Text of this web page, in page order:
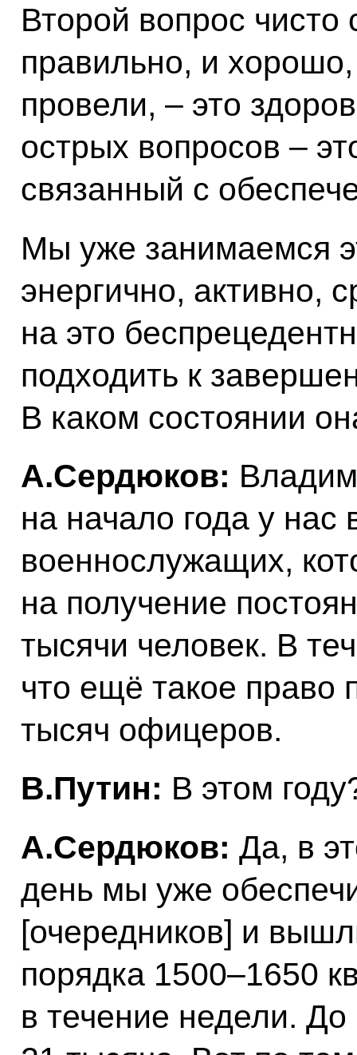
Второй вопрос
правильно, и
провели, – это
острых вопросов –
связанный с
Мы уже занимаемся
энергично, активно,
на это
подходить к
В каком состоянии
А.Сердюков:
на начало года у нас
военнослужащих,
на получение
тысячи человек. В
что ещё такое право
тысяч офицеров.
В.Путин: В этом
А.Сердюков: Да, в
день мы уже
[очередников] и
порядка 1500–1650
в течение недели. До